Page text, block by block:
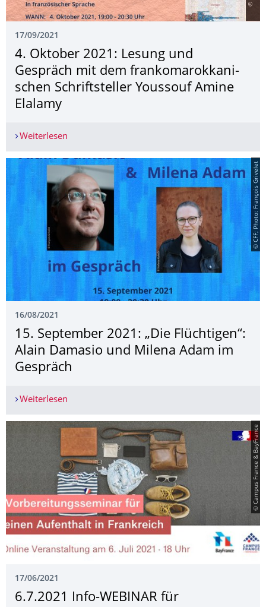
17/09/2021
4. Oktober 2021: Lesung und
Gespräch mit dem frankomarokkani­
schen Schriftsteller Youssouf Amine
Elalamy
Weiterlesen
© CFF; Photo: François Grivelet
16/08/2021
15. September 2021: „Die Flüchtigen“:
Alain Damasio und Milena Adam im
Gespräch
Weiterlesen
© Campus France & BayFrance
17/06/2021
6.7.2021 Info-WEBINAR für